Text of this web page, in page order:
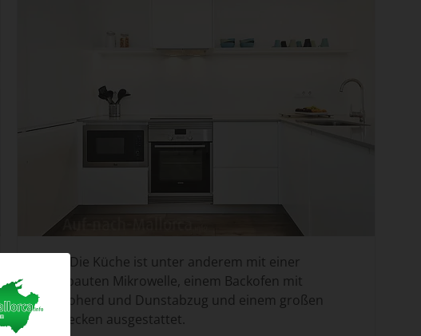
Die Küche ist unter anderem mit einer
eingebauten Mikrowelle, einem Backofen mit
Elektroherd und Dunstabzug und einem großen
Spülbecken ausgestattet.